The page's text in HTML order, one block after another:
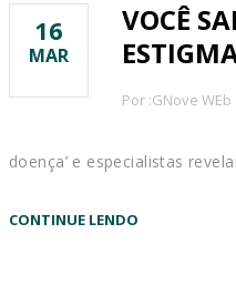
16
MAR
VOCÊ
Por :GNove WEb
doença’ e especialistas
CONTINUE LENDO